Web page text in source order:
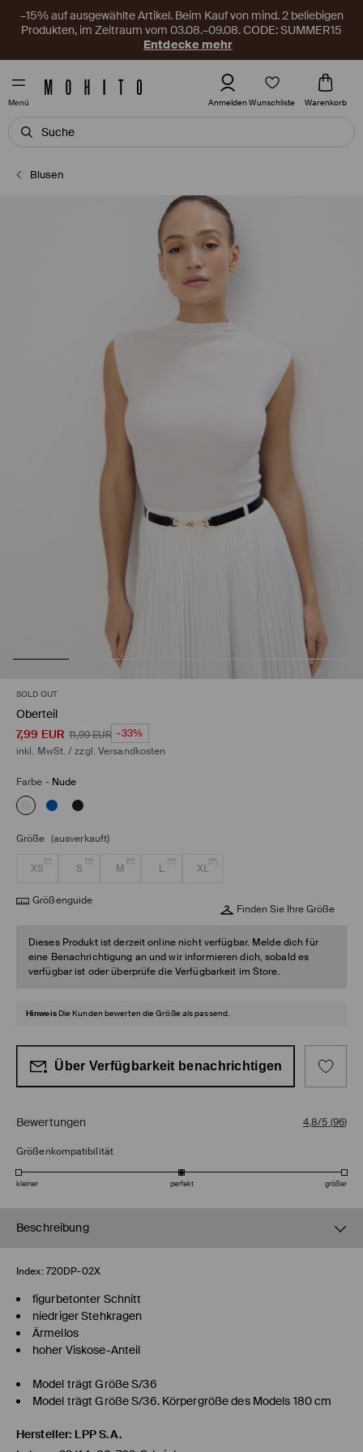
–15% auf ausgewählte Artikel. Beim Kauf von mind. 2 beliebigen
Produkten, im Zeitraum vom 03.08.–09.08. CODE: SUMMER15
Entdecke mehr
Menü Anmelden Wunschliste Warenkorb
Blusen
SOLD OUT
Oberteil
7,99 EUR 11,99EUR -33%
inkl. MwSt. / zzgl. Versandkosten
Farbe - Nude
Größe (ausverkauft)
XS S M L XL
Größenguide
Finden Sie Ihre Größe
Dieses Produkt ist derzeit online nicht verfügbar. Melde dich für
eine Benachrichtigung an und wir informieren dich, sobald es
verfügbar ist oder überprüfe die Verfügbarkeit im Store.
Hinweis Die Kunden bewerten die Größe als passend.
Über Verfügbarkeit benachrichtigen
Bewertungen 4,8/5 (96)
Größenkompatibilität
kleiner perfekt größer
Beschreibung
Index: 720DP-02X
figurbetonter Schnitt
niedriger Stehkragen
Ärmellos
hoher Viskose-Anteil
Model trägt Größe S/36
Model trägt Größe S/36. Körpergröße des Models 180 cm
Hersteller: LPP S.A.